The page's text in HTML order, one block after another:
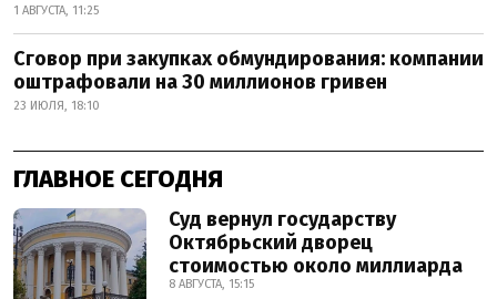
1 АВГУСТА, 11:25
Сговор при закупках обмундирования: компании
оштрафовали на 30 миллионов гривен
23 ИЮЛЯ, 18:10
ГЛАВНОЕ СЕГОДНЯ
Суд вернул государству
Октябрьский дворец
стоимостью около миллиарда
8 АВГУСТА, 15:15